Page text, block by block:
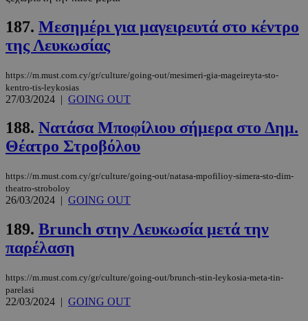
187. Μεσημέρι για μαγειρευτά στο κέντρο
της Λευκωσίας
https://m.must.com.cy/gr/culture/going-out/mesimeri-gia-mageireyta-sto-
kentro-tis-leykosias
27/03/2024 | GOING OUT
188. Νατάσα Μποφίλιου σήμερα στο Δημ.
Θέατρο Στροβόλου
https://m.must.com.cy/gr/culture/going-out/natasa-mpofilioy-simera-sto-dim-
theatro-stroboloy
26/03/2024 | GOING OUT
189. Brunch στην Λευκωσία μετά την
παρέλαση
https://m.must.com.cy/gr/culture/going-out/brunch-stin-leykosia-meta-tin-
parelasi
22/03/2024 | GOING OUT